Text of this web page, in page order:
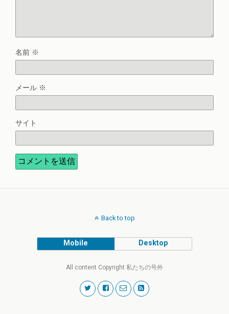
名前 ※
メール ※
サイト
Back to top
Mobile Desktop
All content Copyright 私たちの号外